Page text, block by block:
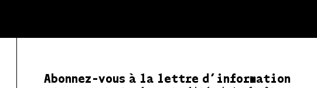
Abonnez-vous à la lettre d’information